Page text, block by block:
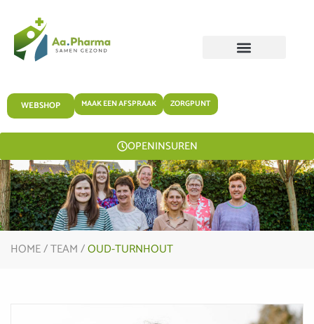
WEBSHOP MAAK EEN AFSPRAAK ZORGPUNT
OPENINSUREN
HOME/TEAM/OUD-TURNHOUT